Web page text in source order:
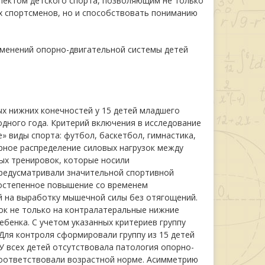
но и способствовать пониманию
опорно-двигательной системы детей
нижних конечностей у 15 детей младшего
года. Критерий включения в исследование
виды спорта: футбол, баскетбол, гимнастика,
распределение силовых нагрузок между
тренировок, которые носили
значительной спортивной
повышение со временем
на выработку мышечной силы без отягощений.
не только на контралатеральные нижние
С учетом указанных критериев группу
контроля сформировали группу из 15 детей
детей отсутствовала патология опорно-
возрастной норме. Асимметрию